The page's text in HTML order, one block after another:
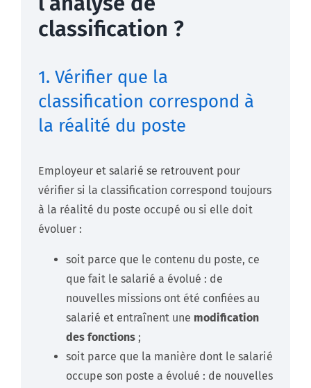
classification ?
1. Vérifier que la
classification correspond à
la réalité du poste
Employeur et salarié se retrouvent pour
vérifier si la classification correspond toujours
à la réalité du poste occupé ou si elle doit
évoluer :
soit parce que le contenu du poste, ce
que fait le salarié a évolué : de
nouvelles missions ont été confiées au
salarié et entraînent une modification
des fonctions ;
soit parce que la manière dont le salarié
occupe son poste a évolué : de nouvelles